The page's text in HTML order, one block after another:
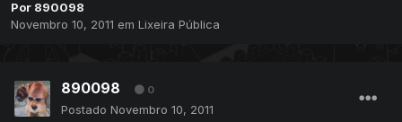
Por 890098
Novembro 10, 2011 em Lixeira Pública
890098 0
Postado Novembro 10, 2011